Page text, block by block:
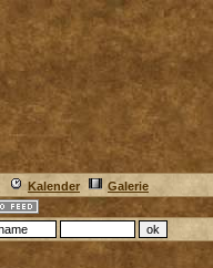
Kalender Galerie